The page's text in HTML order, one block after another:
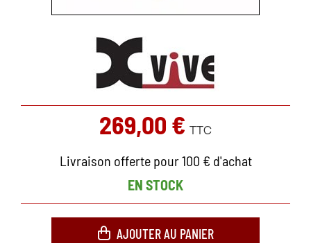
269,00 € TTC
Livraison offerte pour 100 € d'achat
EN STOCK
AJOUTER AU PANIER